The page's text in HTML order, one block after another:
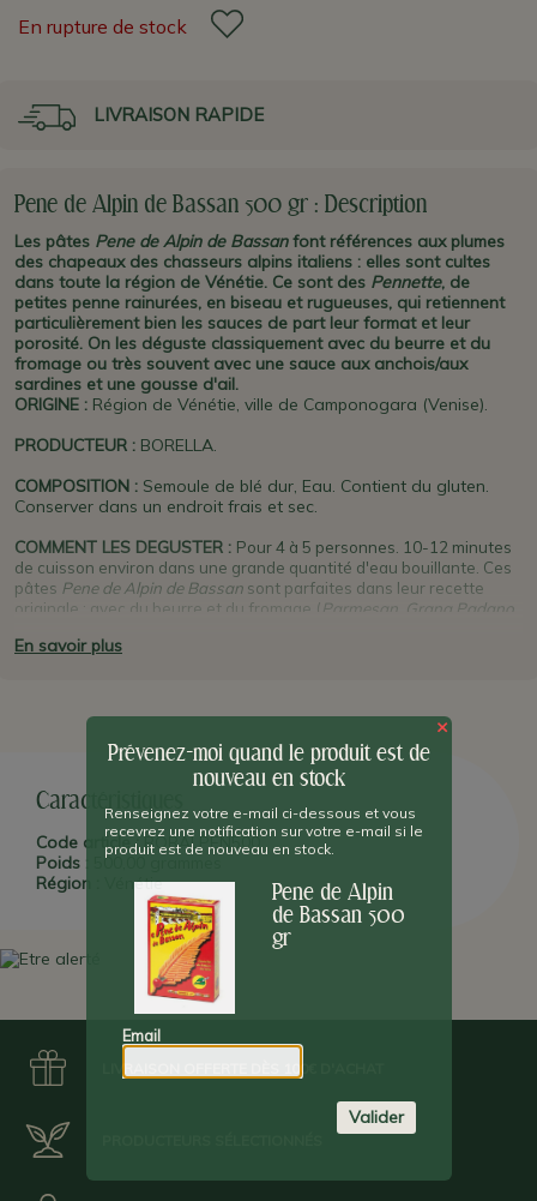
En rupture de stock
LIVRAISON RAPIDE
Pene de Alpin de Bassan 500 gr : Description
Les pâtes Pene de Alpin de Bassanfont références aux plumes
des chapeaux des chasseurs alpins italiens : elles sont cultes
dans toute la région de Vénétie. Ce sont des Pennette, de
petites penne rainurées, en biseau et rugueuses, qui retiennent
particulièrement bien les sauces de part leur format et leur
porosité. On les déguste classiquement avec du beurre et du
fromage ou très souvent avec une sauce aux anchois/aux
sardines et une gousse d'ail.
ORIGINE : Région de Vénétie, ville de Camponogara (Venise).
PRODUCTEUR : BORELLA.
COMPOSITION : Semoule de blé dur, Eau. Contient du gluten.
Conserver dans un endroit frais et sec.
COMMENT LES DEGUSTER : Pour 4 à 5 personnes. 10-12 minutes
de cuisson environ dans une grande quantité d'eau bouillante. Ces
pâtes Pene de Alpin de Bassan sont parfaites dans leur recette
originale : avec du beurre et du fromage (Parmesan Grana Padano
canard,auradicchio
Bassano del Grappa
. Depuis 1935Borella-née à Bassano- réalise des
spécialités typiques de Vénétie, à la qualité reconnue dans toute
l'Italie et internationalement.
En savoir plus
Caractéristiques
Code article : BORALPEN500
Poids :
500,00 grammes
Région :
Vénétie
×
Prévenez-moi quand le produit est de
nouveau en stock
Renseignez votre e-mail ci-dessous et vous
recevrez une notification sur votre e-mail si le
produit est de nouveau en stock.
Pene de Alpin
de Bassan 500
gr
Email
Valider